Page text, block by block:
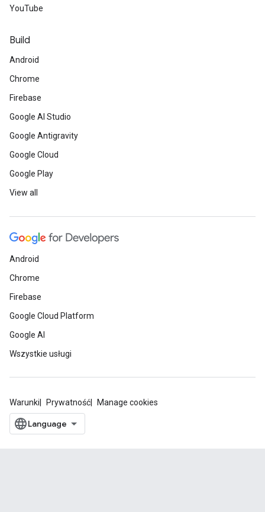
YouTube
Build
Android
Chrome
Firebase
Google AI Studio
Google Antigravity
Google Cloud
Google Play
View all
Android
Chrome
Firebase
Google Cloud Platform
Google AI
Wszystkie usługi
Warunki Prywatność Manage cookies